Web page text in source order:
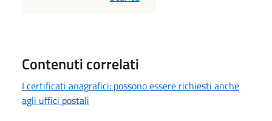
Contenuti correlati
I certificati anagrafici: possono essere richiesti anche
agli uffici postali